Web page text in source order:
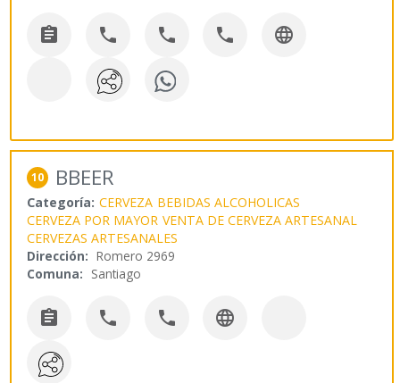
    
10 BBEER
Categoría: CERVEZA BEBIDAS ALCOHOLICAS
CERVEZA POR MAYOR VENTA DE CERVEZA ARTESANAL
CERVEZAS ARTESANALES
Dirección: Romero 2969
Comuna: Santiago
   